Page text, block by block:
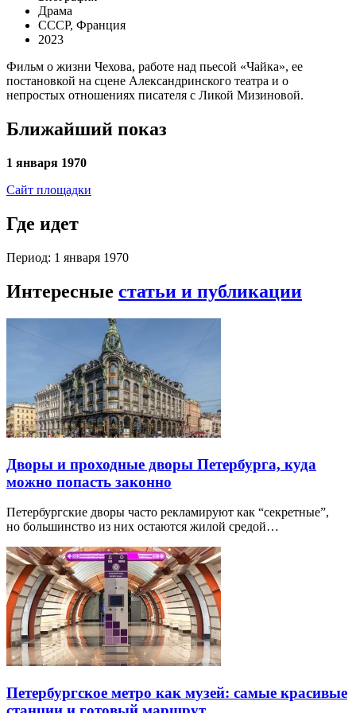
Драма
СССР, Франция
2023
Фильм о жизни Чехова, работе над пьесой «Чайка», ее
постановкой на сцене Александринского театра и о
непростых отношениях писателя с Ликой Мизиновой.
Ближайший показ
1 января 1970
Сайт площадки
Где идет
Период: 1 января 1970
Интересные статьи и публикации
Дворы и проходные дворы Петербурга, куда
можно попасть законно
Петербургские дворы часто рекламируют как “секретные”,
но большинство из них остаются жилой средой…
Петербургское метро как музей: самые красивые